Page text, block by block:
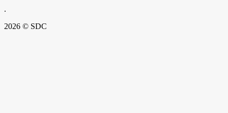
.
2026 © SDC